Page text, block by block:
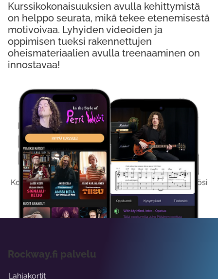
Kokeile Ilmaiseksi
Kokeilemalla ilmaiseksi saat koko sisältömme käyttöösi
viikon ajaksi.
Kurssikokonaisuuksien avulla kehittymistä
on helppo seurata, mikä tekee etenemisestä
motivoivaa. Lyhyiden videoiden ja
oppimisen tueksi rakennettujen
oheismateriaalien avulla treenaaminen on
innostavaa!
Rockway.fi palvelu
Lahjakortit